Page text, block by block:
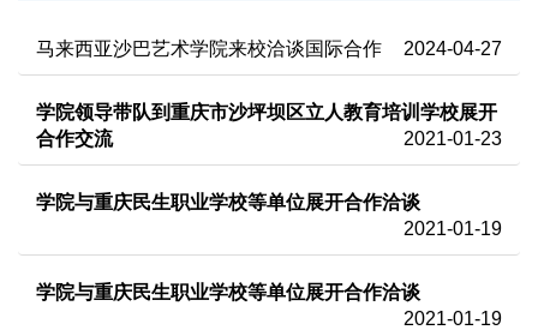
马来西亚沙巴艺术学院来校洽谈国际合作 2024-04-27
学院领导带队到重庆市沙坪坝区立人教育培训学校展开
合作交流
2021-01-23
学院与重庆民生职业学校等单位展开合作洽谈
2021-01-19
学院与重庆民生职业学校等单位展开合作洽谈
2021-01-19